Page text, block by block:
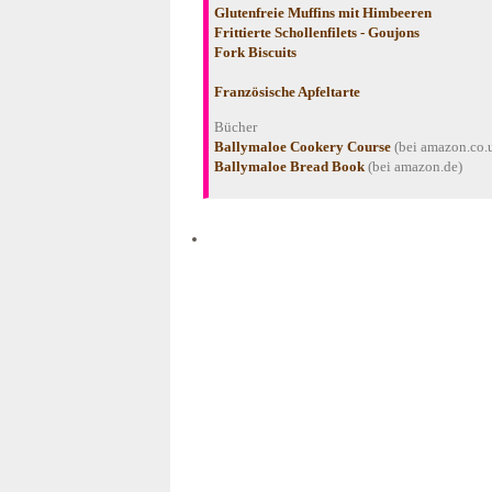
Glutenfreie Muffins mit Himbeeren
Frittierte Schollenfilets - Goujons
Fork Biscuits
Französische Apfeltarte
Bücher
Ballymaloe Cookery Course (bei
Ballymaloe Bread Book (bei amazon.de)